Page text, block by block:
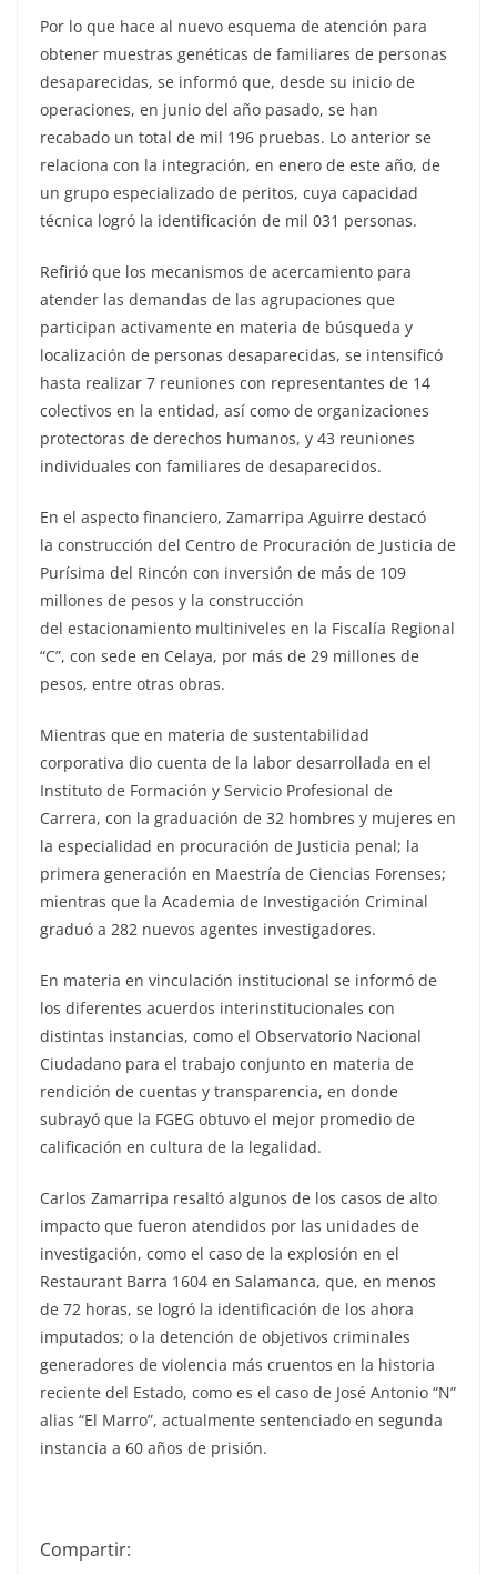
Por lo que hace al nuevo esquema de atención para
obtener muestras genéticas de familiares de personas
desaparecidas, se informó que, desde su inicio de
operaciones, en junio del año pasado, se han
recabado un total de mil 196 pruebas. Lo anterior se
relaciona con la integración, en enero de este año, de
un grupo especializado de peritos, cuya capacidad
técnica logró la identificación de mil 031 personas.
Refirió que los mecanismos de acercamiento para
atender las demandas de las agrupaciones que
participan activamente en materia de búsqueda y
localización de personas desaparecidas, se intensificó
hasta realizar 7 reuniones con representantes de 14
colectivos en la entidad, así como de organizaciones
protectoras de derechos humanos, y 43 reuniones
individuales con familiares de desaparecidos.
En el aspecto financiero, Zamarripa Aguirre destacó
la construcción del Centro de Procuración de Justicia de
Purísima del Rincón con inversión de más de 109
millones de pesos y la construcción
del estacionamiento multiniveles en la Fiscalía Regional
“C”, con sede en Celaya, por más de 29 millones de
pesos, entre otras obras.
Mientras que en materia de sustentabilidad
corporativa dio cuenta de la labor desarrollada en el
Instituto de Formación y Servicio Profesional de
Carrera, con la graduación de 32 hombres y mujeres en
la especialidad en procuración de Justicia penal; la
primera generación en Maestría de Ciencias Forenses;
mientras que la Academia de Investigación Criminal
graduó a 282 nuevos agentes investigadores.
En materia en vinculación institucional se informó de
los diferentes acuerdos interinstitucionales con
distintas instancias, como el Observatorio Nacional
Ciudadano para el trabajo conjunto en materia de
rendición de cuentas y transparencia, en donde
subrayó que la FGEG obtuvo el mejor promedio de
calificación en cultura de la legalidad.
Carlos Zamarripa resaltó algunos de los casos de alto
impacto que fueron atendidos por las unidades de
investigación, como el caso de la explosión en el
Restaurant Barra 1604 en Salamanca, que, en menos
de 72 horas, se logró la identificación de los ahora
imputados; o la detención de objetivos criminales
generadores de violencia más cruentos en la historia
reciente del Estado, como es el caso de José Antonio “N”
alias “El Marro”, actualmente sentenciado en segunda
instancia a 60 años de prisión.
Compartir: